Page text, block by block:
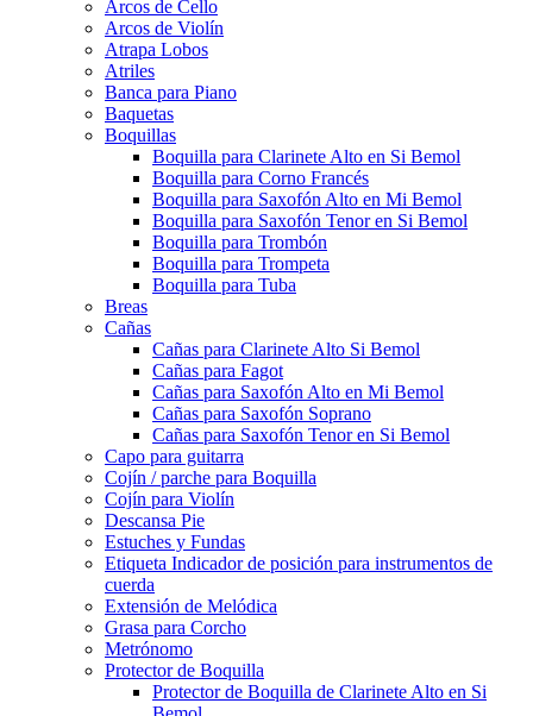
Arcos de Cello
Arcos de Violín
Atrapa Lobos
Atriles
Banca para Piano
Baquetas
Boquillas
Boquilla para Clarinete Alto en Si Bemol
Boquilla para Corno Francés
Boquilla para Saxofón Alto en Mi Bemol
Boquilla para Saxofón Tenor en Si Bemol
Boquilla para Trombón
Boquilla para Trompeta
Boquilla para Tuba
Breas
Cañas
Cañas para Clarinete Alto Si Bemol
Cañas para Fagot
Cañas para Saxofón Alto en Mi Bemol
Cañas para Saxofón Soprano
Cañas para Saxofón Tenor en Si Bemol
Capo para guitarra
Cojín / parche para Boquilla
Cojín para Violín
Descansa Pie
Estuches y Fundas
Etiqueta Indicador de posición para instrumentos de
cuerda
Extensión de Melódica
Grasa para Corcho
Metrónomo
Protector de Boquilla
Protector de Boquilla de Clarinete Alto en Si